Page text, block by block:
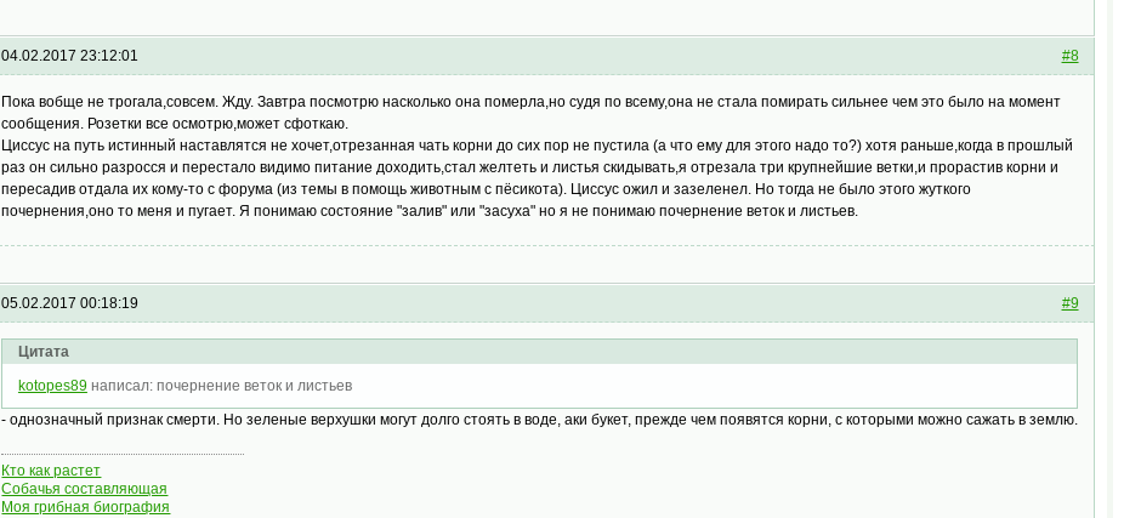
#8
04.02.2017 23:12:01
Пока вобще не трогала,совсем. Жду. Завтра посмотрю насколько она померла,но судя по всему,она не стала помирать сильнее чем это было на момент
сообщения. Розетки все осмотрю,может сфоткаю.
Циссус на путь истинный наставлятся не хочет,отрезанная чать корни до сих пор не пустила (а что ему для этого надо то?) хотя раньше,когда в прошлый
раз он сильно разросся и перестало видимо питание доходить,стал желтеть и листья скидывать,я отрезала три крупнейшие ветки,и прорастив корни и
пересадив отдала их кому-то с форума (из темы в помощь животным с пёсикота). Циссус ожил и зазеленел. Но тогда не было этого жуткого
почернения,оно то меня и пугает. Я понимаю состояние "залив" или "засуха" но я не понимаю почернение веток и листьев.
#9
05.02.2017 00:18:19
Цитата
kotopes89написал: почернение веток и листьев
- однозначный признак смерти. Но зеленые верхушки могут долго стоять в воде, аки букет, прежде чем появятся корни, с которыми можно сажать в землю.
Кто как растет
Собачья составляющая
Моя грибная биография